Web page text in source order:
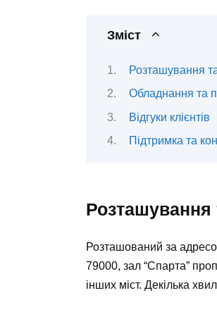
Зміст
Розташування
Обладнання та
Відгуки клієнтів
Підтримка та
Розташування
Розташований за
79000, зал “Спарта”
інших міст. Декілька